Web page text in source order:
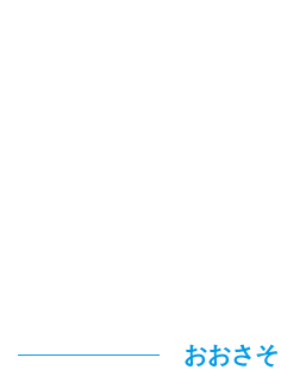
おおさ